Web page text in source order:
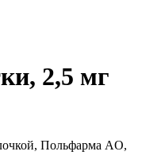
2,5 мг
Польфарма AO,